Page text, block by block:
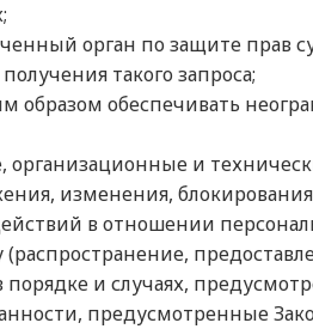
орган по защите прав
такого запроса;
образом обеспечивать
и
изменения,
в отношении
и случаях,
предусмотренные